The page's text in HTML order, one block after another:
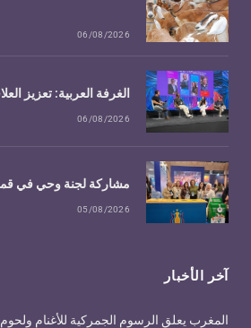
آخر الأخبار
المغرب يعلق الرسوم الجمركية للأغنام ولحوم
06/08/2026
الغرفة العربية: تعزيز
06/08/2026
مشاركة لجنة وحي في
05/08/2026